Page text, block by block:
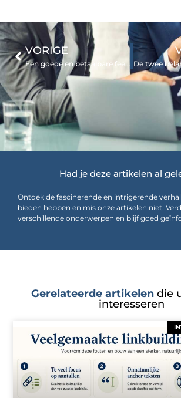
Had je deze artikelen al
Ontdek de fascinerende en intrigerende
bieden hebben en mis onze artikelen niet.
verschillende onderwerpen en blijf goed
VORIGE
Een goede en betaalbare feestband boeken
Gerelateerde artikelendie
interesseren